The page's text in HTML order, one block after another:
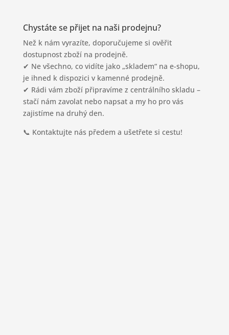
Chystáte se přijet na naši prodejnu?
Než k nám vyrazíte, doporučujeme si ověřit
dostupnost zboží na prodejně.
✔ Ne všechno, co vidíte jako „skladem“ na e-shopu,
je ihned k dispozici v kamenné prodejně.
✔ Rádi vám zboží připravíme z centrálního skladu –
stačí nám zavolat nebo napsat a my ho pro vás
zajistíme na druhý den.
📞 Kontaktujte nás předem a ušetřete si cestu!